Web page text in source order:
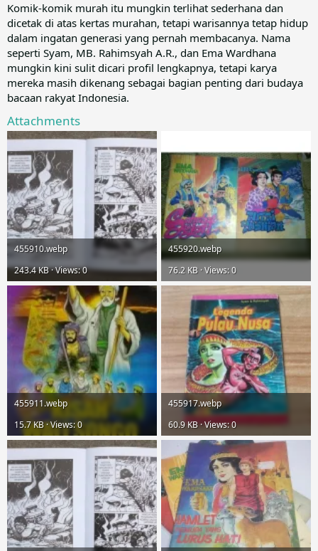
Komik-komik murah itu mungkin terlihat sederhana dan
dicetak di atas kertas murahan, tetapi warisannya tetap hidup
dalam ingatan generasi yang pernah membacanya. Nama
seperti Syam, MB. Rahimsyah A.R., dan Ema Wardhana
mungkin kini sulit dicari profil lengkapnya, tetapi karya
mereka masih dikenang sebagai bagian penting dari budaya
bacaan rakyat Indonesia.
Attachments
455910.webp
243.4 KB · Views: 0
455920.webp
76.2 KB · Views: 0
455911.webp
15.7 KB · Views: 0
455917.webp
60.9 KB · Views: 0